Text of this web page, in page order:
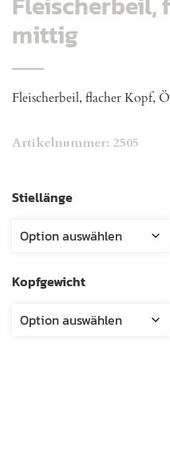
mittig
Fleischerbeil, flacher Kopf,
Artikelnummer: 2505
Stiellänge
Kopfgewicht